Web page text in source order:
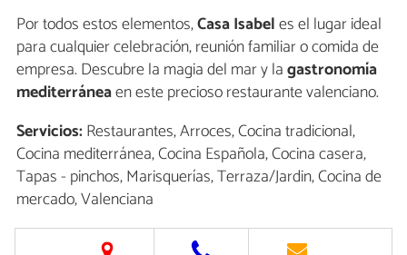
Por todos estos elementos,Casa Isabeles el lugar ideal
para cualquier celebración, reunión familiar o comida de
empresa. Descubre la magia del mar y lagastronomía
mediterráneaen este precioso restaurante valenciano.
Servicios:Restaurantes, Arroces, Cocina tradicional,
Cocina mediterránea, Cocina Española, Cocina casera,
Tapas - pinchos, Marisquerías, Terraza/Jardin, Cocina de
mercado, Valenciana